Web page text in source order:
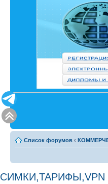
Список форумов ‹
СИМКИ,ТАРИФЫ,VPN